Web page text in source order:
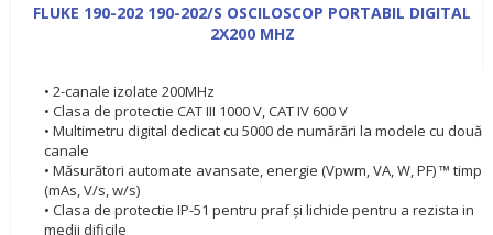
FLUKE 190-202 190-202/S OSCILOSCOP PORTABIL DIGITAL
2X200 MHZ
• 2-canale izolate 200MHz
• Clasa de protectie CAT III 1000 V, CAT IV 600 V
• Multimetru digital dedicat cu 5000 de numărări la modele cu două
canale
• Măsurători automate avansate, energie (Vpwm, VA, W, PF) ™ timp
(mAs, V/s, w/s)
• Clasa de protectie IP-51 pentru praf şi lichide pentru a rezista in
medii dificile